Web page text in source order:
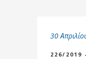
30
226/2019